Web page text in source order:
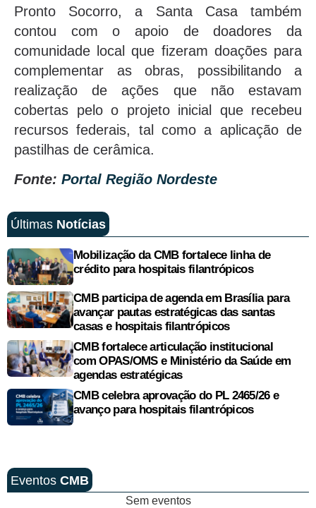
Pronto Socorro, a Santa Casa também
contou com o apoio de doadores da
comunidade local que fizeram doações para
complementar as obras, possibilitando a
realização de ações que não estavam
cobertas pelo o projeto inicial que recebeu
recursos federais, tal como a aplicação de
pastilhas de cerâmica.
Fonte: Portal Região Nordeste
Últimas Notícias
Mobilização da CMB fortalece linha de
crédito para hospitais filantrópicos
CMB participa de agenda em Brasília para
avançar pautas estratégicas das santas
casas e hospitais filantrópicos
CMB fortalece articulação institucional
com OPAS/OMS e Ministério da Saúde em
agendas estratégicas
CMB celebra aprovação do PL 2465/26 e
avanço para hospitais filantrópicos
Eventos CMB
Sem eventos